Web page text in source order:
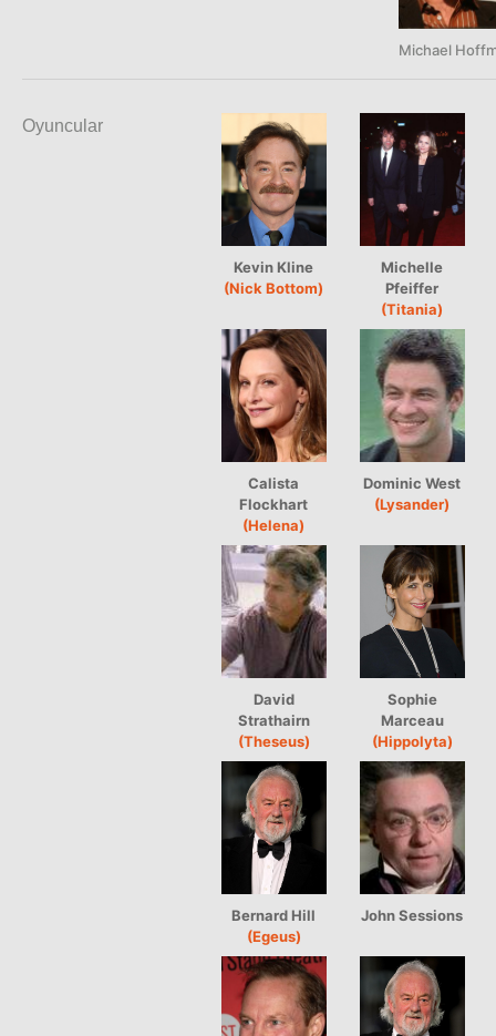
Michael
Oyuncular
Kevin Kline
(Nick Bottom)
Michelle
Pfeiffer
(Titania)
Calista
Flockhart
(Helena)
Dominic West
(Lysander)
David
Strathairn
(Theseus)
Sophie
Marceau
(Hippolyta)
Bernard Hill
(Egeus)
John Sessions